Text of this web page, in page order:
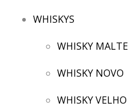
WHISKYS
WHISKY MALTE
WHISKY NOVO
WHISKY VELHO